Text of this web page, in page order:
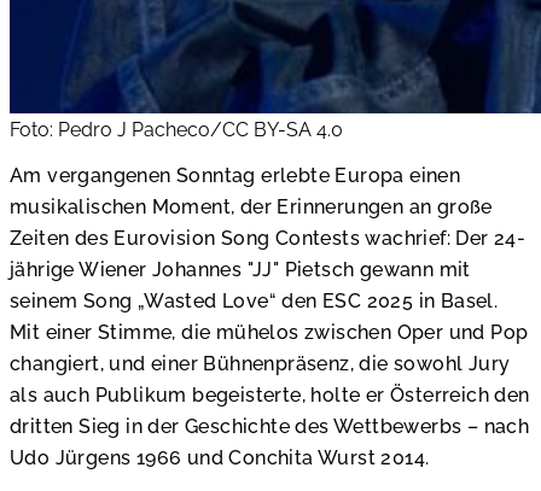
Foto: Pedro J Pacheco/CC BY-SA 4.0
Am vergangenen Sonntag erlebte Europa einen
musikalischen Moment, der Erinnerungen an große
Zeiten des Eurovision Song Contests wachrief: Der 24-
jährige Wiener Johannes "JJ" Pietsch gewann mit
seinem Song „Wasted Love“ den ESC 2025 in Basel.
Mit einer Stimme, die mühelos zwischen Oper und Pop
changiert, und einer Bühnenpräsenz, die sowohl Jury
als auch Publikum begeisterte, holte er Österreich den
dritten Sieg in der Geschichte des Wettbewerbs – nach
Udo Jürgens 1966 und Conchita Wurst 2014.